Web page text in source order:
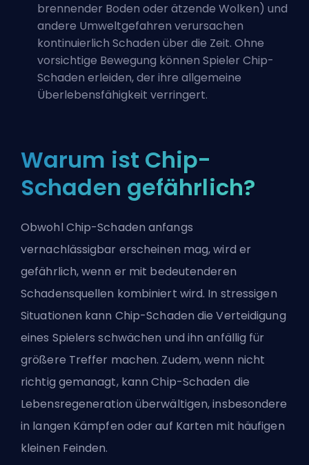
brennender Boden oder ätzende Wolken) und
andere Umweltgefahren verursachen
kontinuierlich Schaden über die Zeit. Ohne
vorsichtige Bewegung können Spieler Chip-
Schaden erleiden, der ihre allgemeine
Überlebensfähigkeit verringert.
Warum ist Chip-
Schaden gefährlich?
Obwohl Chip-Schaden anfangs
vernachlässigbar erscheinen mag, wird er
gefährlich, wenn er mit bedeutenderen
Schadensquellen kombiniert wird. In stressigen
Situationen kann Chip-Schaden die Verteidigung
eines Spielers schwächen und ihn anfällig für
größere Treffer machen. Zudem, wenn nicht
richtig gemanagt, kann Chip-Schaden die
Lebensregeneration überwältigen, insbesondere
in langen Kämpfen oder auf Karten mit häufigen
kleinen Feinden.